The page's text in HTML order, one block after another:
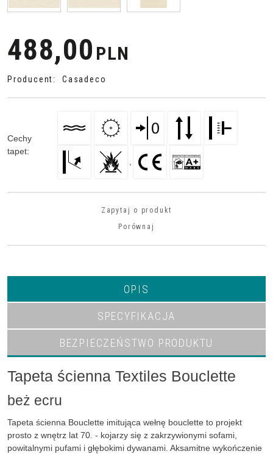
488,00 PLN
Producent: Casadeco
Cechy
tapet:
Zapytaj o produkt
Porównaj
OPIS
SPECYFIKACJA
BEZPIECZEŃSTWO PRODUKTU
Tapeta ścienna Textiles Bouclette
beż ecru
Tapeta ścienna Bouclette imitująca wełnę bouclette to projekt
prosto z wnętrz lat 70. - kojarzy się z zakrzywionymi sofami,
powitalnymi pufami i głębokimi dywanami. Aksamitne wykończenie